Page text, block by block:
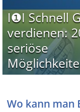
I❶I Schnell
verdienen:
seriöse
Wo kann man